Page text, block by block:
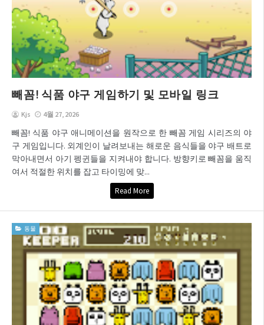
빼꼼! 식품 야구 게임하기 및 모바일 링크
Kjs 4월 27, 2026
빼꼼! 식품 야구 애니메이션을 원작으로 한 빼꼼 게임 시리즈의 야
구 게임입니다. 외계인이 날려보내는 해로운 음식들을 야구 배트로
막아내면서 아기 펭귄들을 지켜내야 합니다. 방향키로 빼꼼을 움직
여서 적절한 위치를 잡고 타이밍에 맞...
Read More
동물